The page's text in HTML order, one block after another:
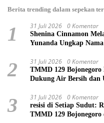
Berita trending dalam sepekan
1 31 Juli 2026 0 Komentar
Shenina Cinnamon
Yunanda Ungkap
2 31 Juli 2026 0 Komentar
TMMD 129 Bojonegoro
Dukung Air Bersih dan
3 31 Juli 2026 0 Komentar
resisi di Setiap Sudut:
TMMD 129